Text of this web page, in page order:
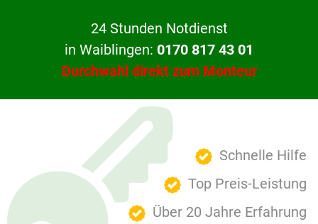
24 Stunden Notdienst
in Waiblingen: 0170 817 43 01
Durchwahl direkt zum Monteur
Schnelle Hilfe
Top Preis-Leistung
Über 20 Jahre Erfahrung